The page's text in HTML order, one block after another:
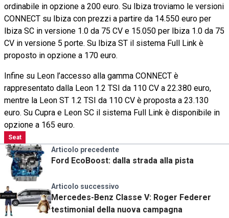
ordinabile in opzione a 200 euro. Su Ibiza troviamo le versioni
CONNECT su Ibiza con prezzi a partire da 14.550 euro per
Ibiza SC in versione 1.0 da 75 CV e 15.050 per Ibiza 1.0 da 75
CV in versione 5 porte. Su Ibiza ST il sistema Full Link è
proposto in opzione a 170 euro.
Infine su Leon l’accesso alla gamma CONNECT è
rappresentato dalla Leon 1.2 TSI da 110 CV a 22.380 euro,
mentre la Leon ST 1.2 TSI da 110 CV è proposta a 23.130
euro. Su Cupra e Leon SC il sistema Full Link è disponibile in
opzione a 165 euro.
Seat
Articolo precedente
Ford EcoBoost: dalla strada alla pista
Articolo successivo
Mercedes-Benz Classe V: Roger Federer
testimonial della nuova campagna